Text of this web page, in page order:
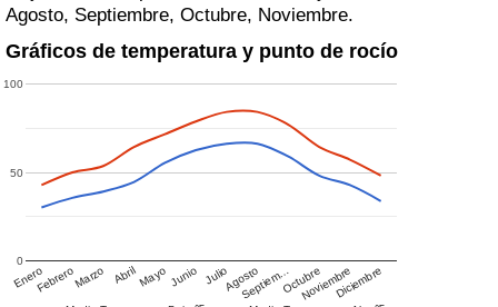
Agosto, Septiembre, Octubre, Noviembre.
Gráficos de temperatura y punto de rocío
EneroFebreroMarzo AbrilMayo Junio JulioAgosto
Septiem…OctubreNoviembreDiciembre
0
50
100